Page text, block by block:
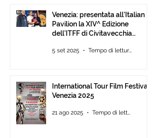
Venezia: presentata all’Italian
Pavilion la XIV^ Edizione
dell’ITFF di Civitavecchia
Award 2025
5 set 2025 Tempo di lettura: 3 min
International Tour Film Festival
Venezia 2025
21 ago 2025 Tempo di lettura: 3 min